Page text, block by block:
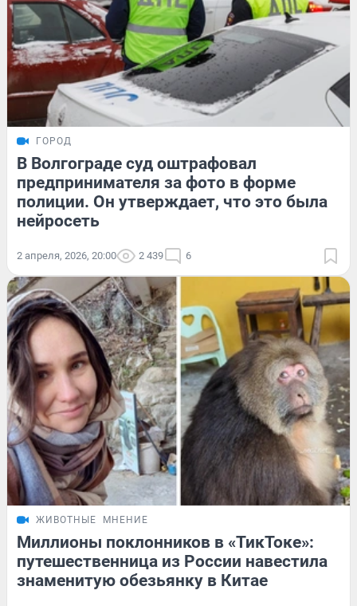
ГОРОД
В Волгограде суд оштрафовал
предпринимателя за фото в форме
полиции. Он утверждает, что это была
нейросеть
2 апреля, 2026, 20:00 2 439 6
ЖИВОТНЫЕ МНЕНИЕ
Миллионы поклонников в «ТикТоке»:
путешественница из России навестила
знаменитую обезьянку в Китае